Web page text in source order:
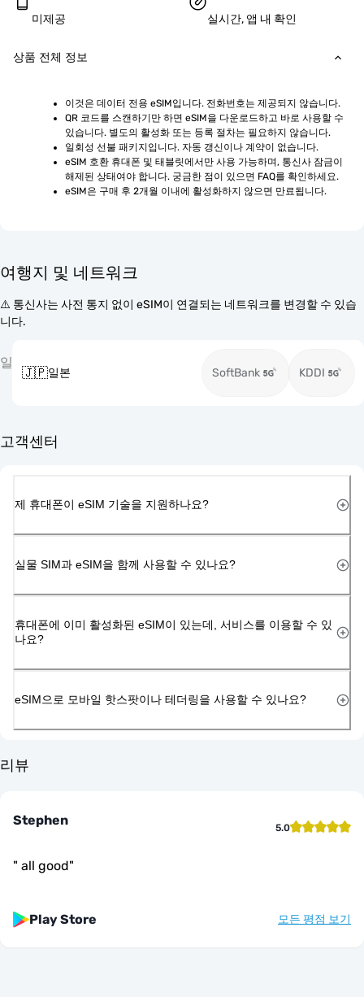
미제공 실시간, 앱 내 확인
상품 전체 정보
이것은 데이터 전용 eSIM입니다. 전화번호는 제공되지 않습니다.
QR 코드를 스캔하기만 하면 eSIM을 다운로드하고 바로 사용할 수
있습니다. 별도의 활성화 또는 등록 절차는 필요하지 않습니다.
일회성 선불 패키지입니다. 자동 갱신이나 계약이 없습니다.
eSIM 호환 휴대폰 및 태블릿에서만 사용 가능하며, 통신사 잠금이
해제된 상태여야 합니다. 궁금한 점이 있으면 FAQ를 확인하세요.
eSIM은 구매 후 2개월 이내에 활성화하지 않으면 만료됩니다.
여행지 및 네트워크
⚠️ 통신사는 사전 통지 없이 eSIM이 연결되는 네트워크를 변경할 수 있습
니다.
일
🇯🇵일본 SoftBank KDDI
고객센터
제 휴대폰이 eSIM 기술을 지원하나요?
실물 SIM과 eSIM을 함께 사용할 수 있나요?
휴대폰에 이미 활성화된 eSIM이 있는데, 서비스를 이용할 수 있
나요?
eSIM으로 모바일 핫스팟이나 테더링을 사용할 수 있나요?
리뷰
Stephen 5.0
" all good"
Play Store 모든 평점 보기